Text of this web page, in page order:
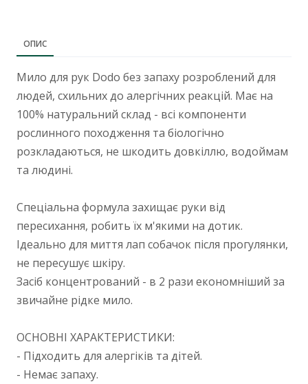
ОПИС
Мило для рук Dodo без запаху розроблений для
людей, схильних до алергічних реакцій. Має на
100% натуральний склад - всі компоненти
рослинного походження та біологічно
розкладаються, не шкодить довкіллю, водоймам
та людині.
Спеціальна формула захищає руки від
пересихання, робить їх м'якими на дотик.
Ідеально для миття лап собачок після прогулянки,
не пересушує шкіру.
Засіб концентрований - в 2 рази економніший за
звичайне рідке мило.
ОСНОВНІ ХАРАКТЕРИСТИКИ:
- Підходить для алергіків та дітей.
- Немає запаху.